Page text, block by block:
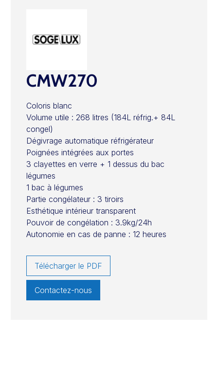
CMW270
Coloris blanc
Volume utile : 268 litres (184L réfrig.+ 84L
congel)
Dégivrage automatique réfrigérateur
Poignées intégrées aux portes
3 clayettes en verre + 1 dessus du bac
légumes
1 bac à légumes
Partie congélateur : 3 tiroirs
Esthétique intérieur transparent
Pouvoir de congélation : 3.9kg/24h
Autonomie en cas de panne : 12 heures
Télécharger le PDF
Contactez-nous